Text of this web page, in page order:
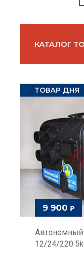
КАТАЛОГ
ТОВАР ДНЯ
9 900 ₽
Автономный
12/24/220